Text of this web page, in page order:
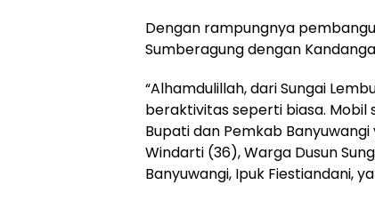
Dengan rampungnya
Sumberagung dengan
“Alhamdulillah, dari Sungai
beraktivitas seperti biasa. Mobil
Bupati dan Pemkab
Windarti (36), Warga Dusun
Banyuwangi, Ipuk Fiestiandani,